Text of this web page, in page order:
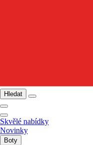
Hledat
Skvělé nabídky
Novinky
Boty